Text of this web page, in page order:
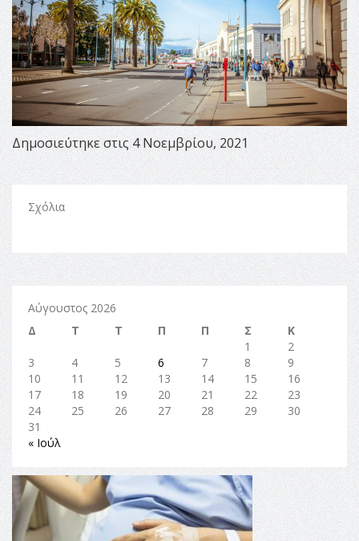
Δημοσιεύτηκε στις 4 Νοεμβρίου, 2021
Σχόλια
Αύγουστος 2026
Δ
Τ Τ Π Π Σ
Κ
1
2
3
4 5 6 7 8
9
10
11 12 13 14 15
16
17
18 19 20 21 22
23
24
25 26 27 28 29
30
31
« Ιούλ